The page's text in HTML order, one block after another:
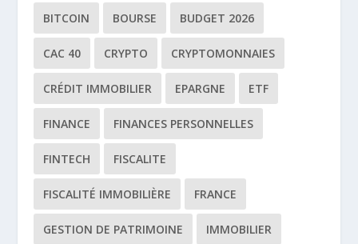
BITCOIN BOURSE BUDGET 2026
CAC 40 CRYPTO CRYPTOMONNAIES
CRÉDIT IMMOBILIER EPARGNE ETF
FINANCE FINANCES PERSONNELLES
FINTECH FISCALITE
FISCALITÉ IMMOBILIÈRE FRANCE
GESTION DE PATRIMOINE IMMOBILIER